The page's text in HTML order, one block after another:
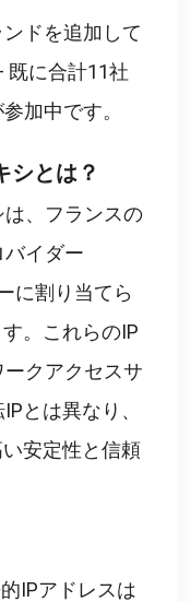
ンドを追加して
既に合計11社
加中です。
シとは？
、フランスの
イダー
に割り当てら
。これらのIP
クアクセスサ
とは異なり、
安定性と信頼
的IPアドレスは